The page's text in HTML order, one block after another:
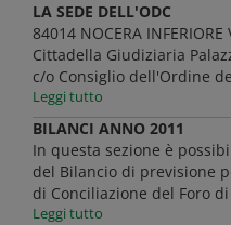
LA SEDE DELL'ODC
84014 NOCERA
Cittadella Giudiziaria
c/o Consiglio dell'Ordine
Leggi tutto
BILANCI ANNO 2011
In questa sezione è
del Bilancio di previsione
di Conciliazione del Foro
Leggi tutto